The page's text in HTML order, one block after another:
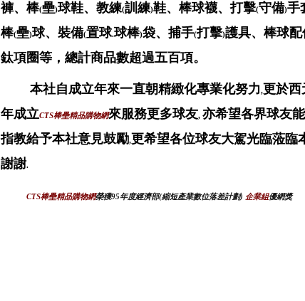
褲、棒(壘)球鞋、教練(訓練)鞋、棒球襪、打擊(守備)手
棒(壘)球、裝備(置球.球棒)袋、捕手(打擊)護具、棒球配
鈦項圈等，總計商品數超過五百項。
本社自成立年來一直朝精緻化專業化努力,更於西
年成立CTS棒壘精品購物網來服務更多球友, 亦希望各界球友
指教給予本社意見鼓勵,更希望各位球友大駕光臨蒞臨
謝謝.
CTS棒壘精品購物網榮獲95年度經濟部(縮短產業數位落差計劃) 企業組優網獎